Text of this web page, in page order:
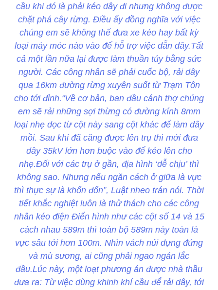
cầu khi đó là phải kéo dây đi nhưng không được
chặt phá cây rừng. Điều ấy đồng nghĩa với việc
chúng em sẽ không thể đưa xe kéo hay bất kỳ
loại máy móc nào vào để hỗ trợ việc dẫn dây.Tất
cả một lần nữa lại được làm thuần túy bằng sức
người. Các công nhân sẽ phải cuốc bộ, rải dây
qua 16km đường rừng xuyên suốt từ Trạm Tôn
cho tới đỉnh.“Về cơ bản, ban đầu cánh thợ chúng
em sẽ rải những sợi thừng có đường kính 8mm
loại nhẹ dọc từ cột này sang cột khác để làm dây
mồi. Sau khi đã căng được lên trụ thì mới đưa
dây 35kV lớn hơn buộc vào để kéo lên cho
nhẹ.Đối với các trụ ở gần, địa hình ‘dễ chịu’ thì
không sao. Nhưng nếu ngăn cách ở giữa là vực
thì thực sự là khốn đốn”, Luật nheo trán nói. Thời
tiết khắc nghiệt luôn là thử thách cho các công
nhân kéo điện Điển hình như các cột số 14 và 15
cách nhau 589m thì toàn bộ 589m này toàn là
vực sâu tới hơn 100m. Nhìn vách núi dựng đứng
và mù sương, ai cũng phải ngao ngán lắc
đầu.Lúc này, một loạt phương án được nhà thầu
đưa ra: Từ việc dùng khinh khí cầu để rải dây, tới